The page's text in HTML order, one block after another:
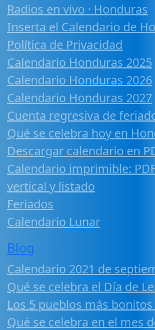
Radios en vivo · Honduras
Inserta el Calendario de
Política de Privacidad
Calendario Honduras 2025
Calendario Honduras 2026
Calendario Honduras 2027
Cuenta regresiva de
Qué se celebra hoy en
Descargar calendario en
Calendario imprimible:
vertical y listado
Feriados
Calendario Lunar
Blog
Calendario 2021 de
Qué se celebra el Día de
Los 5 pueblos más
Qué se celebra en el mes